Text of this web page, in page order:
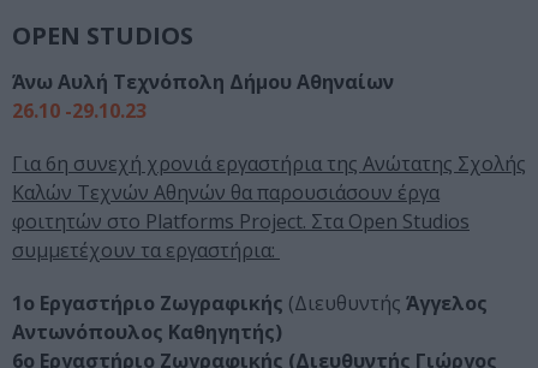
OPEN STUDIOS
Άνω Αυλή Τεχνόπολη Δήμου Αθηναίων
26.10 -29.10.23
Για 6η συνεχή χρονιά εργαστήρια της Ανώτατης Σχολής
Καλών Τεχνών Αθηνών θα παρουσιάσουν έργα
φοιτητών στο Platforms Project. Στα Open Studios
συμμετέχουν τα εργαστήρια:
1o Εργαστήριο Ζωγραφικής (Διευθυντής Άγγελος
Αντωνόπουλος Καθηγητής)
6o Εργαστήριο Ζωγραφικής (Διευθυντής Γιώργος